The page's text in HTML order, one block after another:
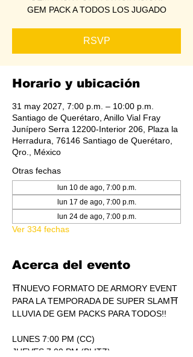
GEM PACK A TODOS LOS JUGADO
RSVP
Horario y ubicación
31 may 2027, 7:00 p.m. – 10:00 p.m.
Santiago de Querétaro, Anillo Vial Fray
Junípero Serra 12200-Interior 206, Plaza la
Herradura, 76146 Santiago de Querétaro,
Qro., México
Otras fechas
lun 10 de ago, 7:00 p.m.
lun 17 de ago, 7:00 p.m.
lun 24 de ago, 7:00 p.m.
Ver 334 fechas
Acerca del evento
⛩NUEVO FORMATO DE ARMORY EVENT
PARA LA TEMPORADA DE SUPER SLAM⛩
LLUVIA DE GEM PACKS PARA TODOS!!
LUNES 7:00 PM (CC)
JUEVES 7:00 PM (BLITZ)